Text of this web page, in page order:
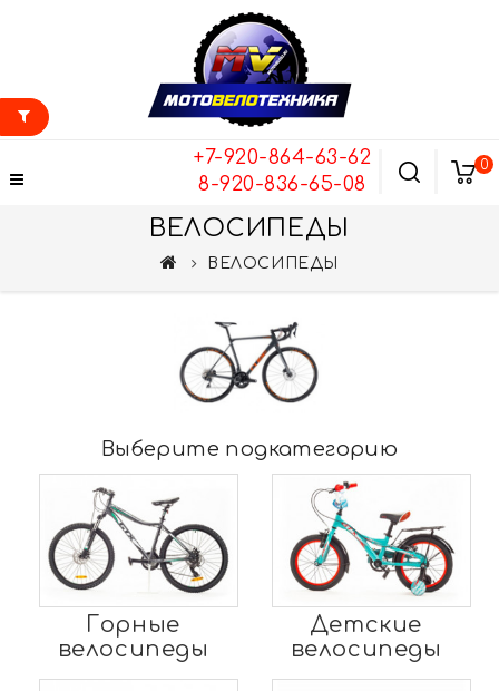
+7-920-864-63-62
8-920-836-65-08
0
ВЕЛОСИПЕДЫ
ВЕЛОСИПЕДЫ
Выберите подкатегорию
Горные
велосипеды
Детские
велосипеды